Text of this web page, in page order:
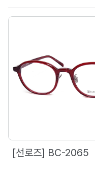
[선로즈] BC-2065